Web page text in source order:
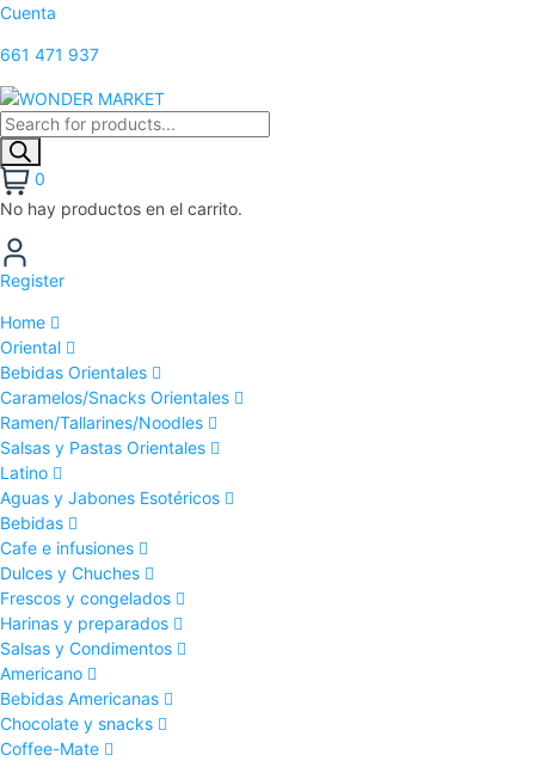
Cuenta
661 471 937
0
No hay productos en el carrito.
Register
Home
Oriental
Bebidas Orientales
Caramelos/Snacks Orientales
Ramen/Tallarines/Noodles
Salsas y Pastas Orientales
Latino
Aguas y Jabones Esotéricos
Bebidas
Cafe e infusiones
Dulces y Chuches
Frescos y congelados
Harinas y preparados
Salsas y Condimentos
Americano
Bebidas Americanas
Chocolate y snacks
Coffee-Mate